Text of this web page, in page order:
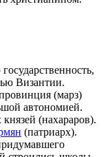
Византии.
(марз)
автономией.
(нахараров).
(патриарх).